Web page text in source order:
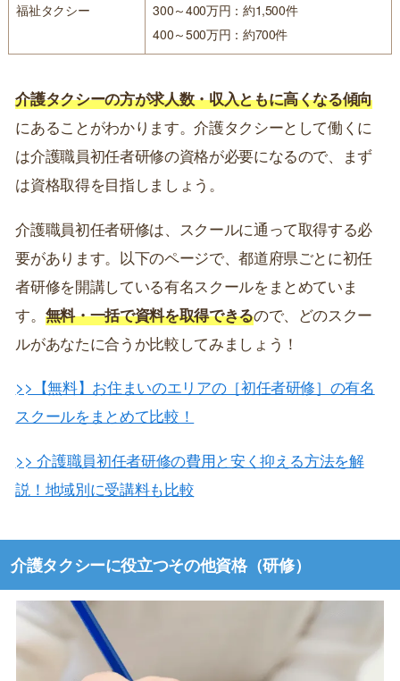
福祉タクシー
300～400万円：約1,500件
400～500万円：約700件
介護タクシーの方が求人数・収入ともに高くなる傾向
にあることがわかります。介護タクシーとして働くに
は介護職員初任者研修の資格が必要になるので、まず
は資格取得を目指しましょう。
介護職員初任者研修は、スクールに通って取得する必
要があります。以下のページで、都道府県ごとに初任
者研修を開講している有名スクールをまとめていま
す。 無料・一括で資料を取得できるので、どのスクー
ルがあなたに合うか比較してみましょう！
>>【無料】お住まいのエリアの［初任者研修］の有名
スクールをまとめて比較！
>> 介護職員初任者研修の費用と安く抑える方法を解
説！地域別に受講料も比較
介護タクシーに役立つその他資格（研修）